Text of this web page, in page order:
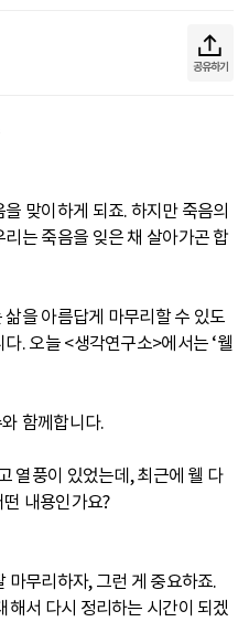
공유하기
맞이하게 되죠. 하지만 죽음의
는 죽음을 잊은 채 살아가곤 합
을 아름답게 마무리할 수 있도
. 오늘 <생각연구소>에서는 ‘웰
함께합니다.
열풍이 있었는데, 최근에 웰 다
내용인가요?
마무리하자, 그런 게 중요하죠.
해서 다시 정리하는 시간이 되겠